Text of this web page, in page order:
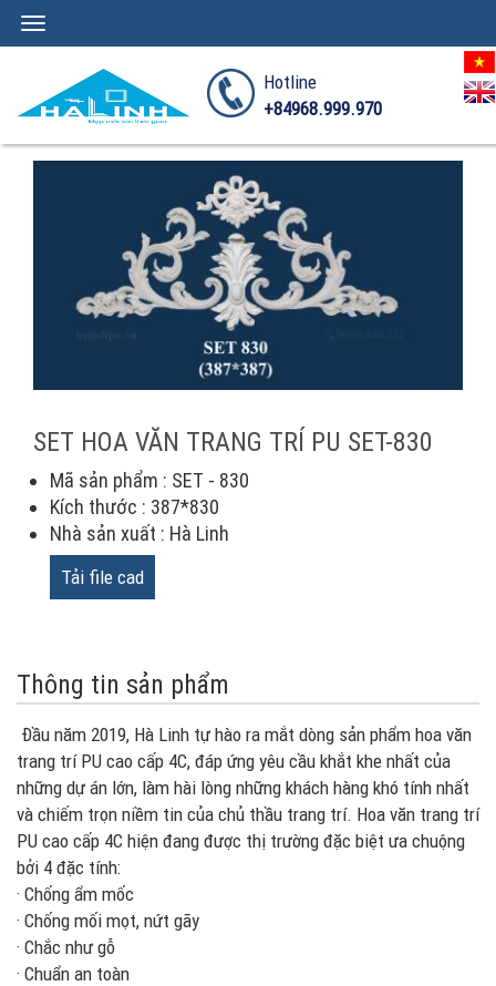
Hotline
+84968.999.970
Toggle
SET HOA VĂN TRANG TRÍ PU SET-830
Mã sản phẩm : SET - 830
Kích thước : 387*830
Nhà sản xuất : Hà Linh
Tải file cad
Thông tin sản phẩm
Đầu năm 2019, Hà Linh tự hào ra mắt dòng sản phẩm hoa văn
trang trí PU cao cấp 4C, đáp ứng yêu cầu khắt khe nhất của
những dự án lớn, làm hài lòng những khách hàng khó tính nhất
và chiếm trọn niềm tin của chủ thầu trang trí. Hoa văn trang trí
PU cao cấp 4C hiện đang được thị trường đặc biệt ưa chuộng
bởi 4 đặc tính:
· Chống ẩm mốc
· Chống mối mọt, nứt gãy
· Chắc như gỗ
· Chuẩn an toàn